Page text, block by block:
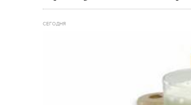
СЕГОДНЯ